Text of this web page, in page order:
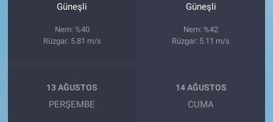
Güneşli
Nem: %40
Rüzgar: 5.81 m/s
Güneşli
Nem: %42
Rüzgar: 5.11 m/s
13 AĞUSTOS
PERŞEMBE
14 AĞUSTOS
CUMA